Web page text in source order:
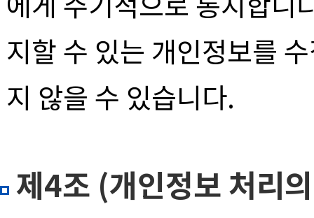
지할 수 있는 개인정보를
지 않을 수 있습니다.
제4조 (개인정보 처리